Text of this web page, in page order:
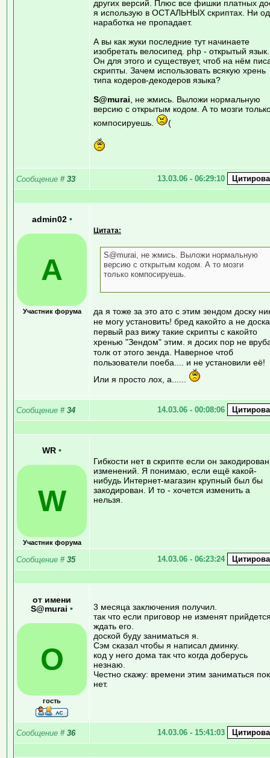
других версий. Плюс все фишки платных
я использую в ОСТАЛЬНЫХ скриптах. Ни
наработка не пропадает.
А вы как жуки последние тут начинаете
изобретать велосипед. php - открытый язык.
Он для этого и существует, чтоб на нём
скрипты. Зачем использовать всякую хрень
типа кодеров-декодеров языка?
S@murai , не жмись. Выложи нормальную
версию с открытым кодом. А то мозги
компосируешь.
(
Сообщение # 33 13.03.06 - 06:29:10
admin02 •
A
Участник форума
Цитата:
S@murai, не жмись. Выложи нормальную
версию с открытым кодом. А то мозги
только компосируешь.
да я тоже за это ато с этим зендом доску
не могу установить! бред какойто а не доска
первый раз вижу такие скрипты с какойто
хренью "Зендом" этим. я досих пор не
толк от этого зенда. Наверное чтоб
пользователи поеба.... и не установили её!
Или я просто лох, а......
Сообщение # 34 14.03.06 - 00:08:06
WR •
W
Участник форума
Гибкости нет в скрипте если он
изменений. Я понимаю, если ещё какой-
нибудь Интернет-магазин крупный был бы
закодирован. И то - хочется изменить а
нельзя.
Сообщение # 35 14.03.06 - 06:23:24
от имени
S@murai •
О
гость
3 месяца заключения получил.
так что если приговор не изменят
ждать его.
доской буду заниматься я.
Сэм сказал чтобы я написал дминку.
код у него дома так что когда доберусь
незнаю.
Честно скажу: времени этим заниматься
нет.
Сообщение # 36 14.03.06 - 15:41:03